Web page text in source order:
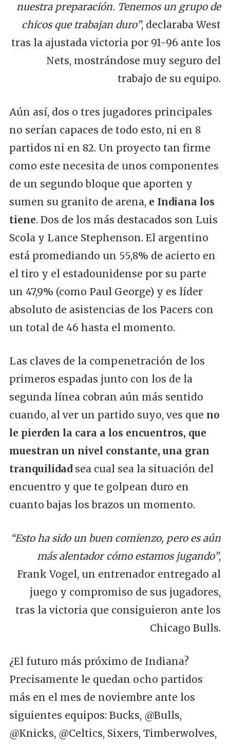
nuestra preparación. Tenemos un grupo de
chicos que trabajan duro”, declaraba West
tras la ajustada victoria por 91-96 ante los
Nets, mostrándose muy seguro del
trabajo de su equipo.
Aún así, dos o tres jugadores principales
no serían capaces de todo esto, ni en 8
partidos ni en 82. Un proyecto tan firme
como este necesita de unos componentes
de un segundo bloque que aporten y
sumen su granito de arena, e Indiana los
tiene. Dos de los más destacados son Luis
Scola y Lance Stephenson. El argentino
está promediando un 55,8% de acierto en
el tiro y el estadounidense por su parte
un 47,9% (como Paul George) y es líder
absoluto de asistencias de los Pacers con
un total de 46 hasta el momento.
Las claves de la compenetración de los
primeros espadas junto con los de la
segunda línea cobran aún más sentido
cuando, al ver un partido suyo, ves que no
le pierden la cara a los encuentros, que
muestran un nivel constante, una gran
tranquilidadsea cual sea la situación del
encuentro y que te golpean duro en
cuanto bajas los brazos un momento.
“Esto ha sido un buen comienzo, pero es aún
más alentador cómo estamos jugando”,
Frank Vogel, un entrenador entregado al
juego y compromiso de sus jugadores,
tras la victoria que consiguieron ante los
Chicago Bulls.
¿El futuro más próximo de Indiana?
Precisamente le quedan ocho partidos
más en el mes de noviembre ante los
siguientes equipos: Bucks, @Bulls,
@Knicks, @Celtics, Sixers, Timberwolves,